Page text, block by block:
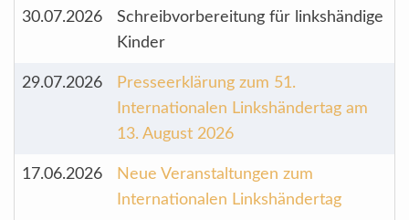
30.07.2026
Schreibvorbereitung für linkshändige
Kinder
29.07.2026
Presseerklärung zum 51.
Internationalen Linkshändertag am
13. August 2026
17.06.2026
Neue Veranstaltungen zum
Internationalen Linkshändertag